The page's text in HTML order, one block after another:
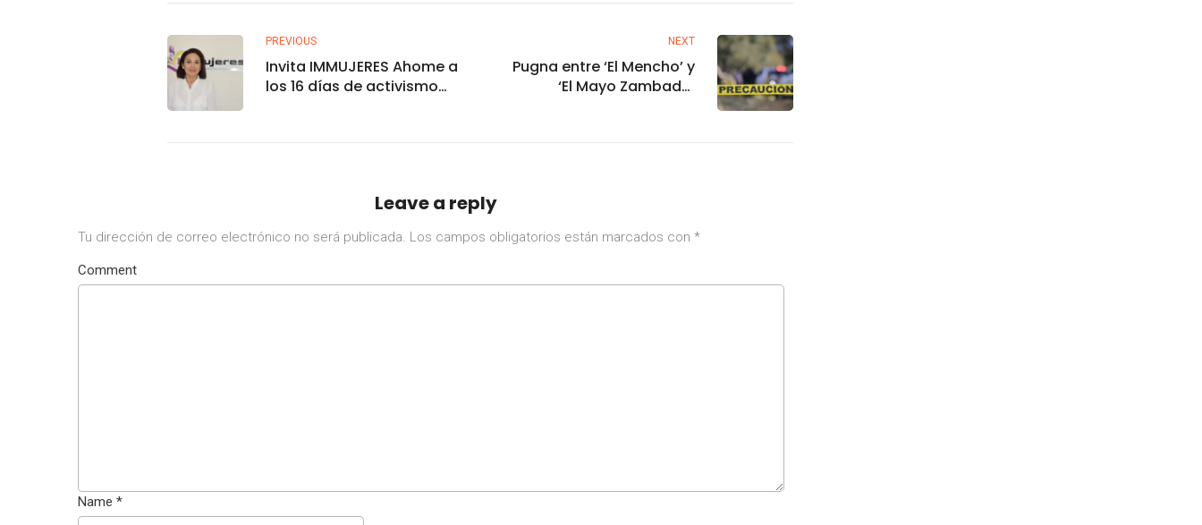
PREVIOUS
Invita IMMUJERES Ahome a
los 16 días de activismo
NEXT
Pugna entre ‘El Mencho’ y
‘El Mayo Zambada’
Leave a reply
Tu dirección de correo electrónico no será publicada. Los campos obligatorios están marcados con *
Comment
Name *